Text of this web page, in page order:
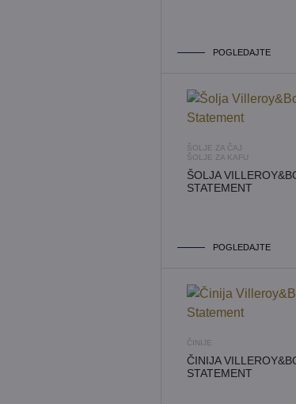
POGLEDAJTE
ŠOLJE ZA ČAJ
ŠOLJE ZA KAFU
ŠOLJA
STATEMENT
POGLEDAJTE
ČINIJE
ČINIJA
STATEMENT